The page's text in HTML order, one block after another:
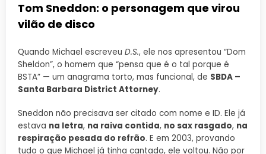
Tom Sneddon: o personagem que virou
vilão de disco
Quando Michael escreveu D.S., ele nos apresentou “Dom
Sheldon”, o homem que “pensa que é o tal porque é
BSTA” — um anagrama torto, mas funcional, de SBDA –
Santa Barbara District Attorney.
Sneddon não precisava ser citado com nome e ID. Ele já
estava na letra, na raiva contida, no sax rasgado, na
respiração pesada do refrão. E em 2003, provando
tudo o que Michael já tinha cantado, ele voltou. Não por